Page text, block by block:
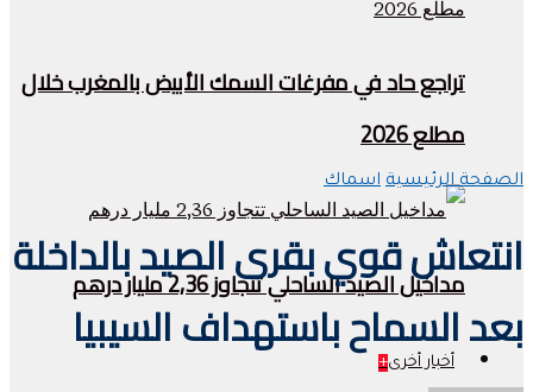
تراجع حاد في مفرغات السمك الأبيض بالمغرب خلال
مطلع 2026
مداخيل الصيد الساحلي تتجاوز 2,36 مليار درهم
أخبار أخرى+
الصفحة الرئيسية اسماك
انتعاش قوي بقرى الصيد بالداخلة
بعد السماح باستهداف السيبيا